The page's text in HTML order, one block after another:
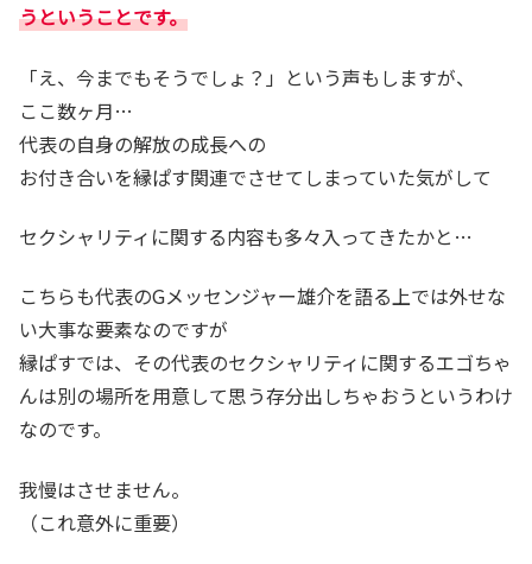
うということです。
「え、今までもそうでしょ？」という声もしますが、
ここ数ヶ月…
代表の自身の解放の成長への
お付き合いを縁ぱす関連でさせてしまっていた気がして
セクシャリティに関する内容も多々入ってきたかと…
こちらも代表のGメッセンジャー雄介を語る上では外せな
い大事な要素なのですが
縁ぱすでは、その代表のセクシャリティに関するエゴちゃ
んは別の場所を用意して思う存分出しちゃおうというわけ
なのです。
我慢はさせません。
（これ意外に重要）